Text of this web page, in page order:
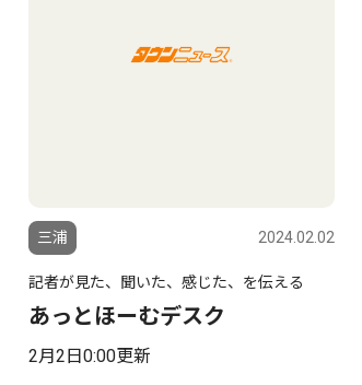
三浦 2024.02.02
記者が見た、聞いた、感じた、を伝える
あっとほーむデスク
2月2日0:00更新